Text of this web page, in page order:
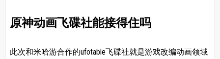
原神动画飞碟社能接得住吗
此次和米哈游合作的ufotable飞碟社就是游戏改编动画领域